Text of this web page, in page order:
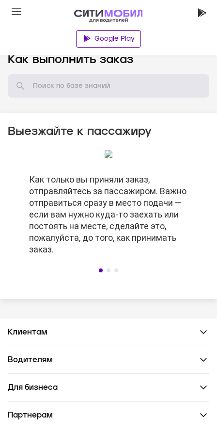
Google Play
Как выполнить заказ
Выезжайте к пассажиру
Нельзя просить пассажира отменить
заказ.
Как только вы приняли заказ,
отправляйтесь за пассажиром. Важно
отправиться сразу в место подачи —
если вам нужно куда-то заехать или
постоять на месте, сделайте это,
пожалуйста, до того, как принимать
заказ.
Когда доберётесь до нужного адреса,
нажимайте кнопку «На месте». В этот
момент вы действительно должны
быть на месте. Если нажмёте кнопку
заранее, то платное ожидание не
сработает.
Нельзя просить пассажира отменить
заказ.
Как только вы приняли заказ,
отправляйтесь за пассажиром. Важно
отправиться сразу в место подачи —
если вам нужно куда-то заехать или
постоять на месте, сделайте это,
пожалуйста, до того, как принимать
заказ.
Клиентам
Водителям
Для бизнеса
Партнерам